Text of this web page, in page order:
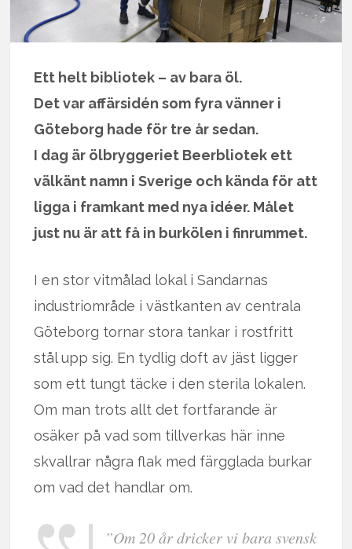
Ett helt bibliotek – av bara öl.
Det var affärsidén som fyra vänner i
Göteborg hade för tre år sedan.
I dag är ölbryggeriet Beerbliotek ett
välkänt namn i Sverige och kända för att
ligga i framkant med nya idéer. Målet
just nu är att få in burkölen i finrummet.
I en stor vitmålad lokal i Sandarnas
industriområde i västkanten av centrala
Göteborg tornar stora tankar i rostfritt
stål upp sig. En tydlig doft av jäst ligger
som ett tungt täcke i den sterila lokalen.
Om man trots allt det fortfarande är
osäker på vad som tillverkas här inne
skvallrar några flak med färgglada burkar
om vad det handlar om.
”Om 20 år dricker vi bara svensk